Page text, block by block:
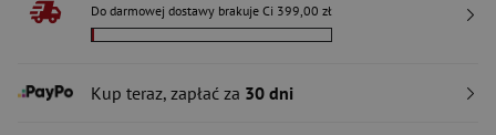
Do darmowej dostawy brakuje Ci 399,00 zł
Kup teraz, zapłać za 30 dni